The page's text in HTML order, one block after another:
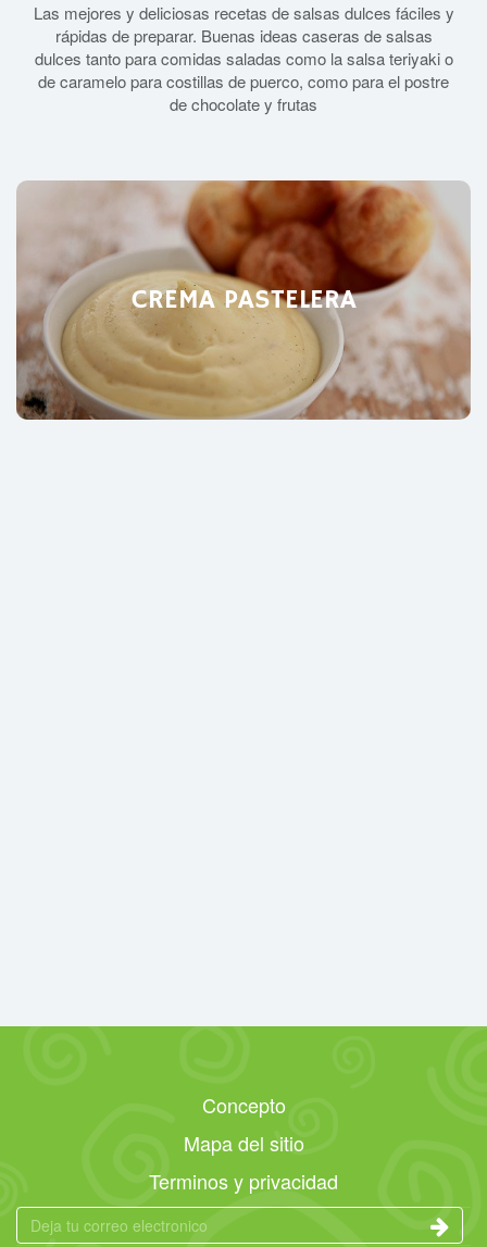
Las mejores y deliciosas recetas de salsas dulces fáciles y
rápidas de preparar. Buenas ideas caseras de salsas
dulces tanto para comidas saladas como la salsa teriyaki o
de caramelo para costillas de puerco, como para el postre
de chocolate y frutas
CREMA PASTELERA
Concepto
Mapa del sitio
Terminos y privacidad